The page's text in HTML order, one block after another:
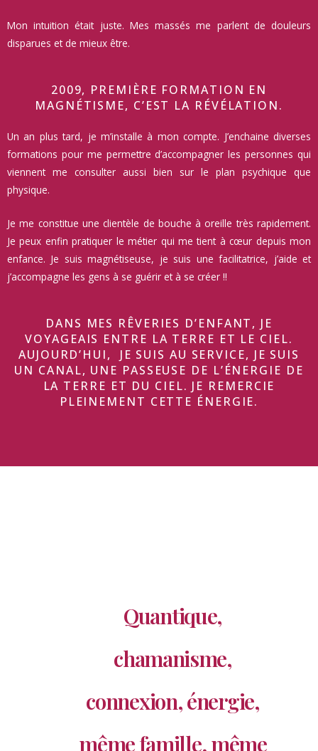
Mon intuition était juste. Mes massés me parlent de douleurs
disparues et de mieux être.
2009, PREMIÈRE FORMATION EN
MAGNÉTISME, C’EST LA RÉVÉLATION.
Un an plus tard, je m’installe à mon compte. J’enchaine diverses
formations pour me permettre d’accompagner les personnes qui
viennent me consulter aussi bien sur le plan psychique que
physique.
Je me constitue une clientèle de bouche à oreille très rapidement.
Je peux enfin pratiquer le métier qui me tient à cœur depuis mon
enfance. Je suis magnétiseuse, je suis une facilitatrice, j’aide et
j’accompagne les gens à se guérir et à se créer !!
DANS MES RÊVERIES D’ENFANT, JE
VOYAGEAIS ENTRE LA TERRE ET LE CIEL.
AUJOURD’HUI, JE SUIS AU SERVICE, JE SUIS
UN CANAL, UNE PASSEUSE DE L’ÉNERGIE DE
LA TERRE ET DU CIEL. JE REMERCIE
PLEINEMENT CETTE ÉNERGIE.
Quantique,
chamanisme,
connexion, énergie,
même famille, même